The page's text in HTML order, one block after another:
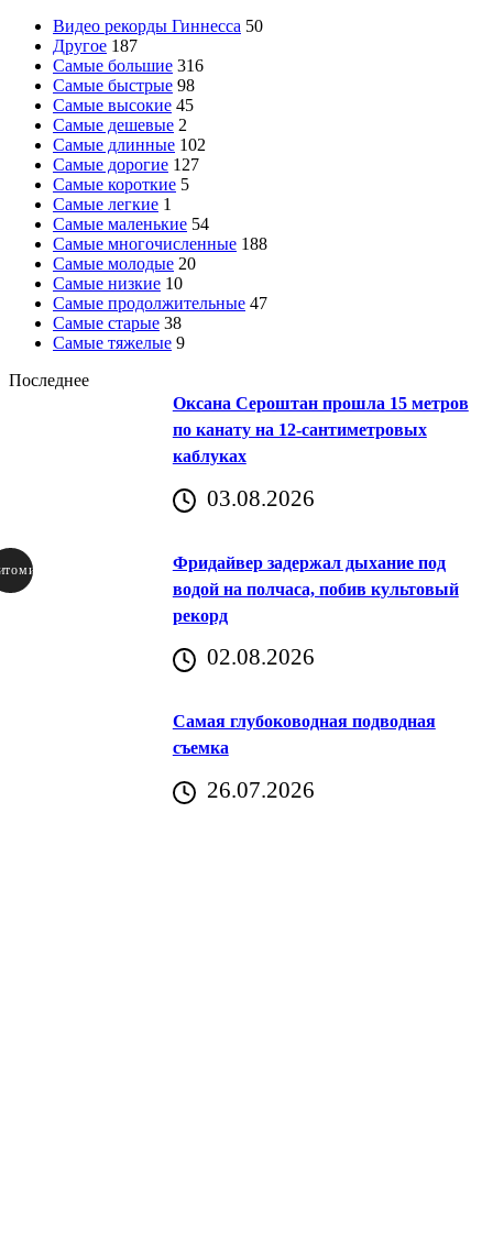
Видео рекорды Гиннесса 50
Другое 187
Самые большие 316
Самые быстрые 98
Самые высокие 45
Самые дешевые 2
Самые длинные 102
Самые дорогие 127
Самые короткие 5
Самые легкие 1
Самые маленькие 54
Самые многочисленные 188
Самые молодые 20
Самые низкие 10
Самые продолжительные 47
Самые старые 38
Самые тяжелые 9
Последнее
Оксана Сероштан прошла 15 метров
по канату на 12-сантиметровых
каблуках
03.08.2026
Фридайвер задержал дыхание под
водой на полчаса, побив культовый
рекорд
02.08.2026
Самая глубоководная подводная
съемка
26.07.2026